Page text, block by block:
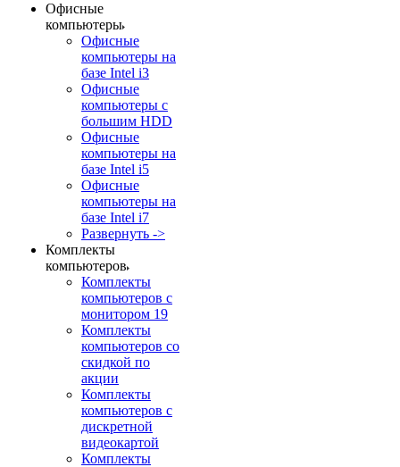
Офисные
компьютеры
Офисные
компьютеры на
базе Intel i3
Офисные
компьютеры с
большим HDD
Офисные
компьютеры на
базе Intel i5
Офисные
компьютеры на
базе Intel i7
Развернуть ->
Комплекты
компьютеров
Комплекты
компьютеров с
монитором 19
Комплекты
компьютеров со
скидкой по
акции
Комплекты
компьютеров с
дискретной
видеокартой
Комплекты